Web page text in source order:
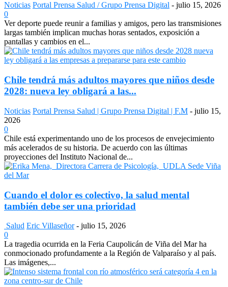
Noticias Portal Prensa Salud / Grupo Prensa Digital - julio 15, 2026
0
Ver deporte puede reunir a familias y amigos, pero las transmisiones
largas también implican muchas horas sentados, exposición a
pantallas y cambios en el...
Chile tendrá más adultos mayores que niños desde
2028: nueva ley obligará a las...
Noticias Portal Prensa Salud | Grupo Prensa Digital | F.M - julio 15,
2026
0
Chile está experimentando uno de los procesos de envejecimiento
más acelerados de su historia. De acuerdo con las últimas
proyecciones del Instituto Nacional de...
Cuando el dolor es colectivo, la salud mental
también debe ser una prioridad
Salud Eric Villaseñor - julio 15, 2026
0
La tragedia ocurrida en la Feria Caupolicán de Viña del Mar ha
conmocionado profundamente a la Región de Valparaíso y al país.
Las imágenes,...